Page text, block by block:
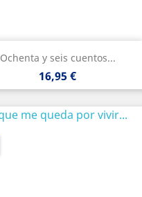
Ochenta y seis cuentos...
Precio
16,95 €